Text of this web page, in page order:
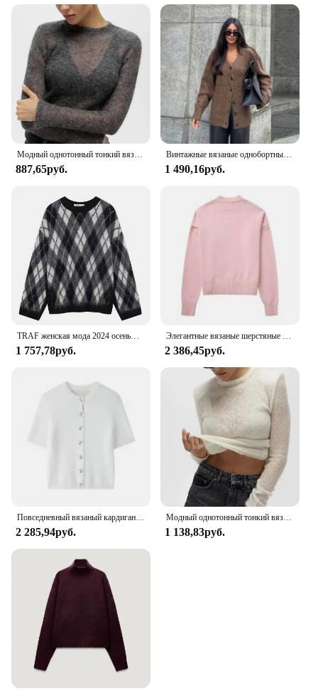
Модный однотонный тонкий вязаный свитер с круглым вырезом, элегантный облегающий пуловер с длинными рукавами, новинка 2024, осенняя женская уличная верхняя одежда для путешествий
887,65руб.
Винтажные вязаные однобортные кардиганы, женские свободные женские свитера с v-образным вырезом и длинными рукавами, 2025 коричневые женские шикарные однотонные трикотажные изделия
1 490,16руб.
TRAF женская мода 2024 осенью и зимой новый ретро уличный стиль алмаз плед вязаный пуловер простой досуг свободный круглый вырез длинным рукавом коммутирующих теплый джемпер
1 757,78руб.
Элегантные вязаные шерстяные свитера с круглым вырезом, женские однотонные женские пуловеры с длинными рукавами, осень-зима 2024, модные женские уличные джемперы
2 386,45руб.
Повседневный вязаный кардиган, женский свободный однобортный однобортный свитер с круглым вырезом и короткими рукавами, женский 2024, модный однотонный трикотаж для женщин
2 285,94руб.
Модный однотонный тонкий вязаный свитер с круглым вырезом, элегантный облегающий пуловер с длинными рукавами, новинка 2024, осенняя женская уличная верхняя одежда для путешествий
1 138,83руб.